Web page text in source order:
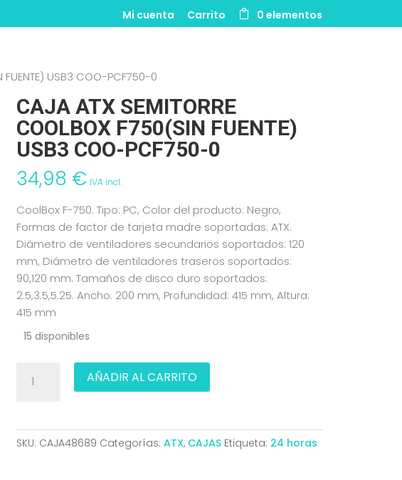
Mi cuenta Carrito 0 elementos
FUENTE) USB3 COO-PCF750-0
CAJA ATX SEMITORRE
COOLBOX F750(SIN FUENTE)
USB3 COO-PCF750-0
34,98 € IVA incl.
CoolBox F-750. Tipo: PC, Color del producto: Negro,
Formas de factor de tarjeta madre soportadas: ATX.
Diámetro de ventiladores secundarios soportados: 120
mm, Diámetro de ventiladores traseros soportados:
90,120 mm. Tamaños de disco duro soportados:
2.5,3.5,5.25. Ancho: 200 mm, Profundidad: 415 mm, Altura:
415 mm
15 disponibles
ATX
F750(SIN
AÑADIR AL CARRITO
SKU: CAJA48689 Categorías:ATX, CAJAS Etiqueta: 24 horas